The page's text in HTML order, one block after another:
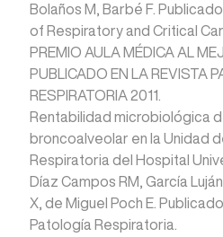
Bolaños M, Barbé F.
of Respiratory and Critical
PREMIO AULA MÉDICA AL
PUBLICADO EN LA REVISTA
RESPIRATORIA 2011.
Rentabilidad microbiológica
broncoalveolar en la Unidad
Respiratoria del Hospital
Díaz Campos RM, García
X, de Miguel Poch E.
Patología Respiratoria.